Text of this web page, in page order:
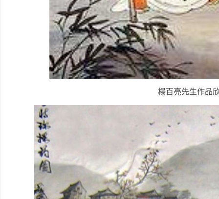
楊百亮先生作品